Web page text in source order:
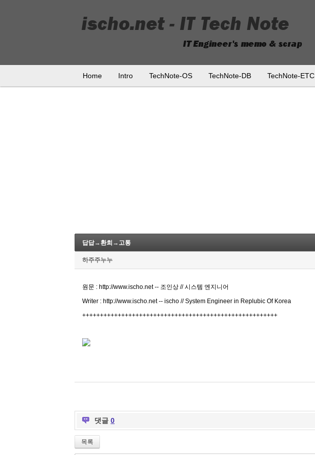
Home Intro TechNote-OS TechNote-DB TechNote-ETC
답답→환희→고통
하주주누누
원문 : http://www.ischo.net -- 조인상 // 시스템 엔지니어
Writer : http://www.ischo.net -- ischo // System Engineer in Replubic Of Korea
+++++++++++++++++++++++++++++++++++++++++++++++++++++++
댓글 0
목록